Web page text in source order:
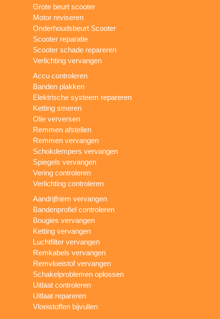
Grote beurt scooter
Motor reviseren
Onderhoudsbeurt Scooter
Scooter reparatie
Scooter schade repareren
Verlichting vervangen
Accu controleren
Banden plakken
Elektrische systeem repareren
Ketting smeren
Olie verversen
Remmen afstellen
Remmen vervangen
Schokdempers vervangen
Spiegels vervangen
Vering controleren
Verlichting controleren
Aandrijfriem vervangen
Bandenprofiel controleren
Bougies vervangen
Ketting vervangen
Luchtfilter vervangen
Remkabels vervangen
Remvloeistof vervangen
Schakelproblemen oplossen
Uitlaat controleren
Uitlaat repareren
Vloeistoffen bijvullen